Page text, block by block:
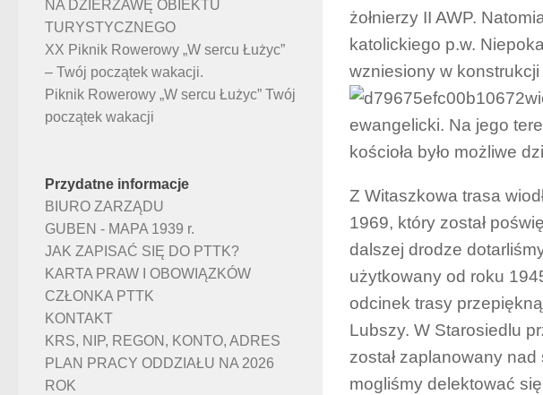
żołnierzy II AWP.
katolickiego p.w.
wzniesiony w
ewangelicki. Na jego
kościoła było możliwe
Z Witaszkowa trasa
1969, który został
dalszej drodze
użytkowany od roku
odcinek trasy
Lubszy. W Starosiedlu
został zaplanowany
mogliśmy delektować
NA DZIERŻAWĘ OBIEKTU
TURYSTYCZNEGO
XX Piknik Rowerowy „W sercu Łużyc”
– Twój początek wakacji.
Piknik Rowerowy „W sercu Łużyc” Twój
początek wakacji
Przydatne informacje
BIURO ZARZĄDU
GUBEN - MAPA 1939 r.
JAK ZAPISAĆ SIĘ DO PTTK?
KARTA PRAW I OBOWIĄZKÓW
CZŁONKA PTTK
KONTAKT
KRS, NIP, REGON, KONTO, ADRES
PLAN PRACY ODDZIAŁU NA 2026
ROK